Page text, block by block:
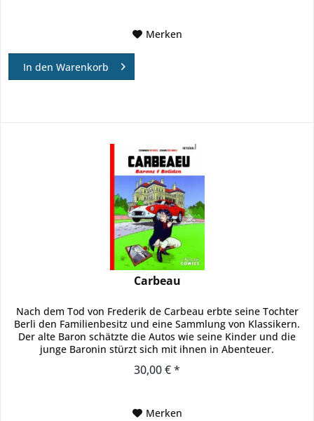
Merken
In den Warenkorb
Carbeau
Nach dem Tod von Frederik de Carbeau erbte seine Tochter
Berli den Familienbesitz und eine Sammlung von Klassikern.
Der alte Baron schätzte die Autos wie seine Kinder und die
junge Baronin stürzt sich mit ihnen in Abenteuer.
30,00 € *
Merken